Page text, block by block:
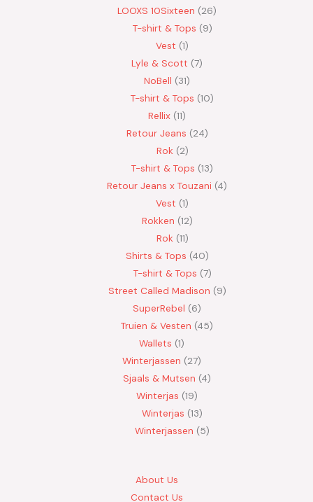
LOOXS 10Sixteen
26
T-shirt & Tops 9
Vest 1
Lyle & Scott 7
NoBell
31
T-shirt & Tops 10
Rellix 11
Retour Jeans 24
Rok 2
T-shirt & Tops 13
Retour Jeans x Touzani 4
Vest 1
Rokken 12
Rok 11
Shirts & Tops 40
T-shirt & Tops 7
Street Called Madison 9
SuperRebel
6
Truien & Vesten 45
Wallets 1
Winterjassen
27
Sjaals & Mutsen 4
Winterjas 19
Winterjas 13
Winterjassen
5
About Us
Contact Us